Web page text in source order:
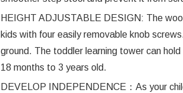
HEIGHT ADJUSTABLE DESIGN: The
kids with four easily removable knob
ground. The toddler learning tower can
18 months to 3 years old.
DEVELOP INDEPENDENCE：As your